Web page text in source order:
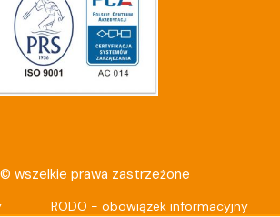
wszelkie prawa zastrzeżone
RODO - obowiązek informacyjny